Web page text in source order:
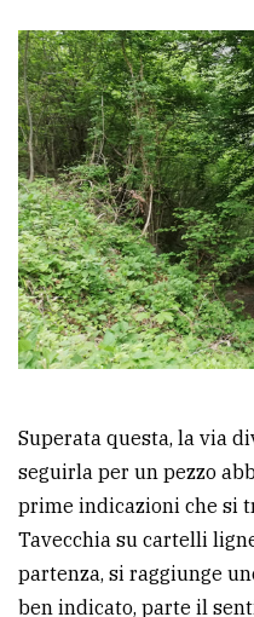
Superata questa, la via
seguirla per un pezzo
prime indicazioni che si
Tavecchia su cartelli
partenza, si raggiunge
ben indicato, parte il